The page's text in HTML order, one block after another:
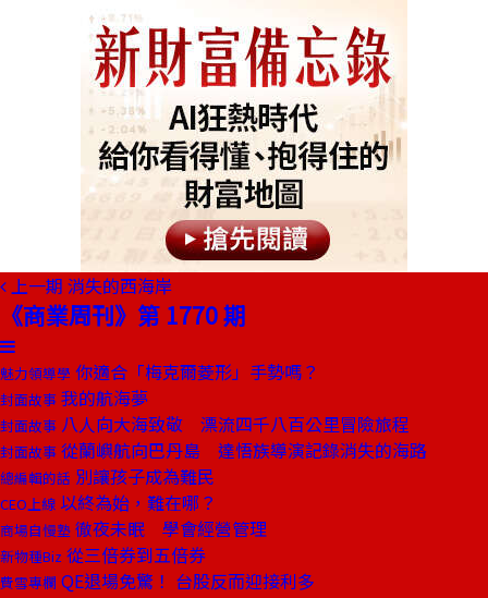
上一期 消失的西海岸
《商業周刊》第 1770 期
魅力領導學 你適合「梅克爾菱形」手勢嗎？
封面故事 我的航海夢
封面故事 八人向大海致敬 漂流四千八百公里冒險旅程
封面故事 從蘭嶼航向巴丹島 達悟族導演記錄消失的海路
總編輯的話 別讓孩子成為難民
CEO上線 以終為始，難在哪？
商場自慢塾 徹夜未眠 學會經營管理
新物種Biz 從三倍券到五倍券
費雪專欄 QE退場免驚！ 台股反而迎接利多